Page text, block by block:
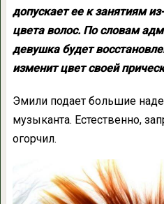
допускает ее к занятиям
цвета волос. По словам
девушка будет
изменит цвет своей
Эмили подает большие
музыканта. Естественно,
огорчил.